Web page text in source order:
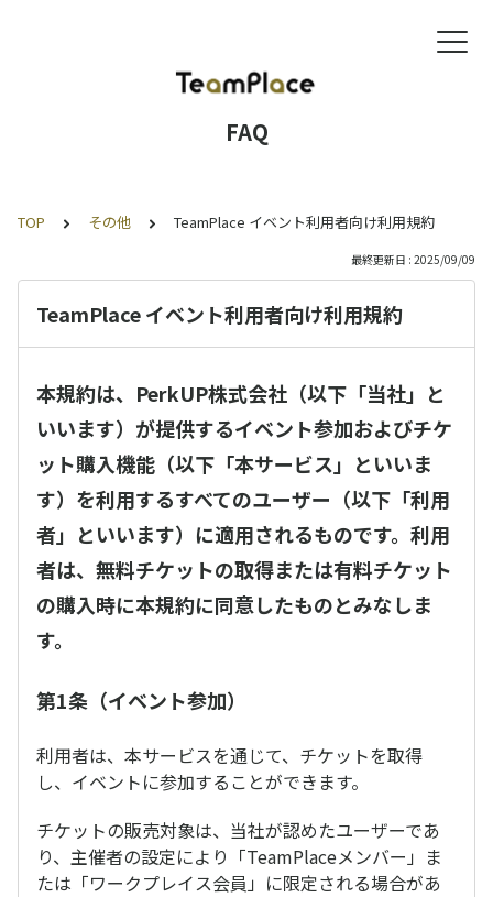
FAQ
TOP その他 TeamPlace イベント利用者向け利用規約
最終更新日 : 2025/09/09
TeamPlace イベント利用者向け利用規約
本規約は、PerkUP株式会社（以下「当社」と
いいます）が提供するイベント参加およびチケ
ット購入機能（以下「本サービス」といいま
す）を利用するすべてのユーザー（以下「利用
者」といいます）に適用されるものです。利用
者は、無料チケットの取得または有料チケット
の購入時に本規約に同意したものとみなしま
す。
第1条（イベント参加）
利用者は、本サービスを通じて、チケットを取得
し、イベントに参加することができます。
チケットの販売対象は、当社が認めたユーザーであ
り、主催者の設定により「TeamPlaceメンバー」ま
たは「ワークプレイス会員」に限定される場合があ